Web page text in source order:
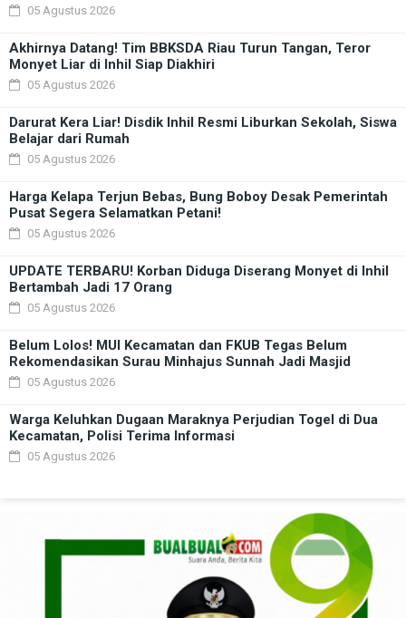
05 Agustus 2026
Akhirnya Datang! Tim BBKSDA Riau Turun Tangan, Teror
Monyet Liar di Inhil Siap Diakhiri
05 Agustus 2026
Darurat Kera Liar! Disdik Inhil Resmi Liburkan Sekolah, Siswa
Belajar dari Rumah
05 Agustus 2026
Harga Kelapa Terjun Bebas, Bung Boboy Desak Pemerintah
Pusat Segera Selamatkan Petani!
05 Agustus 2026
UPDATE TERBARU! Korban Diduga Diserang Monyet di Inhil
Bertambah Jadi 17 Orang
05 Agustus 2026
Belum Lolos! MUI Kecamatan dan FKUB Tegas Belum
Rekomendasikan Surau Minhajus Sunnah Jadi Masjid
05 Agustus 2026
Warga Keluhkan Dugaan Maraknya Perjudian Togel di Dua
Kecamatan, Polisi Terima Informasi
05 Agustus 2026